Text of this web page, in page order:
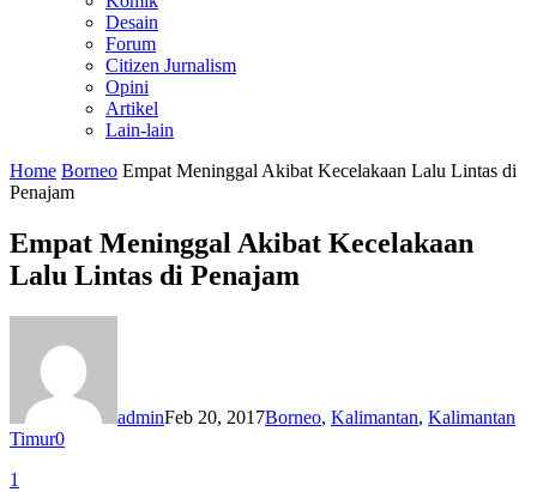
Desain
Forum
Citizen Jurnalism
Opini
Artikel
Lain-lain
Home Borneo Empat Meninggal Akibat Kecelakaan Lalu Lintas di
Penajam
Empat Meninggal Akibat Kecelakaan
Lalu Lintas di Penajam
adminFeb 20, 2017Borneo, Kalimantan, Kalimantan
Timur0
1